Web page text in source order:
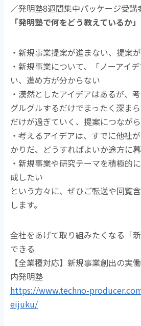
／発明塾8週間集中パッケージ受講
「発明塾で何をどう教えているか
・新規事業提案が進まない、提案
・新規事業について、「ノーアイ
い、進め方が分からない
・漠然としたアイデアはあるが、
グルグルするだけでまったく深ま
だけが過ぎていく、提案につなが
・考えるアイデアは、すでに他社
かりだ、どうすればよいか途方に
・新規事業や研究テーマを積極的
成したい
という方々に、ぜひご転送や回覧
します。
全社をあげて取り組みたくなる「
できる
【全業種対応】新規事業創出の
内発明塾
https://www.techno-
eijuku/